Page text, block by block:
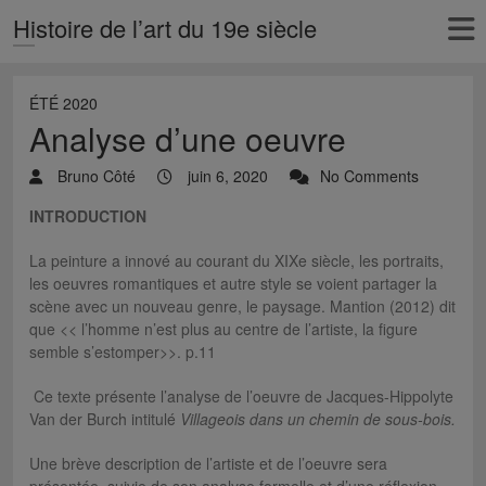
Histoire de l’art du 19e siècle
ÉTÉ 2020
Analyse d’une oeuvre
Bruno Côté juin 6, 2020
No Comments
INTRODUCTION
La peinture a innové au courant du XIXe siècle, les portraits,
les oeuvres romantiques et autre style se voient partager la
scène avec un nouveau genre, le paysage. Mantion (2012) dit
que << l’homme n’est plus au centre de l’artiste, la figure
semble s’estomper>>. p.11
Ce texte présente l’analyse de l’oeuvre de Jacques-Hippolyte
Van der Burch intitulé Villageois dans un chemin de sous-bois.
Une brève description de l’artiste et de l’oeuvre sera